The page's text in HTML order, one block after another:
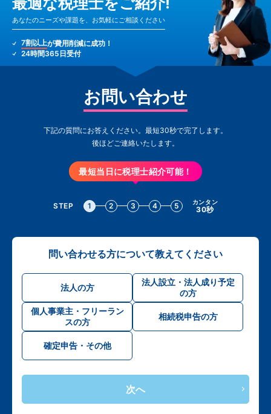
あなたのニーズや課題を、お気軽にご相談ください
7割以上が費用削減に成功！
24時間365日受付
お問い合わせ
下記の質問にお答えください。最短30秒で完了します。
後ほどご連絡いたします。
最短当日に税理士紹介可能！
STEP 1 2 3 4 5 カンタン
30秒
問い合わせる方について教えてください
法人の方
法人設立・法人成り予定
の方
個人事業主・フリーラン
スの方
相続税申告の方
確定申告・その他
次へ